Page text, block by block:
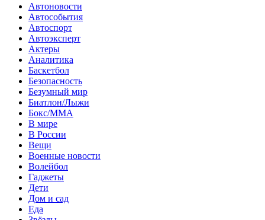
Автоновости
Автособытия
Автоспорт
Автоэксперт
Актеры
Аналитика
Баскетбол
Безопасность
Безумный мир
Биатлон/Лыжи
Бокс/MMA
В мире
В России
Вещи
Военные новости
Волейбол
Гаджеты
Дети
Дом и сад
Еда